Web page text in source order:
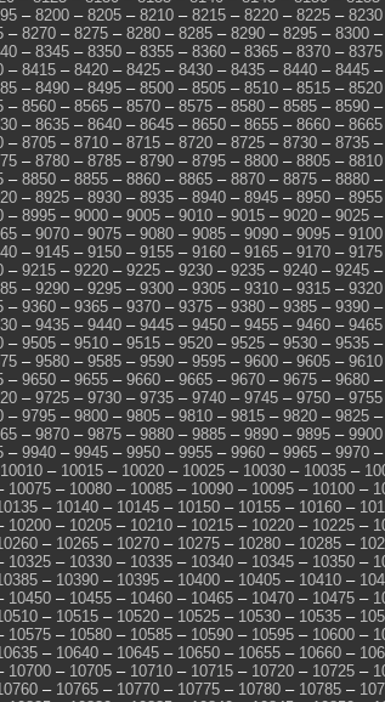
– 8200 – 8205 – 8210 – 8215 – 8220 – 8225 – 8230
– 8270 – 8275 – 8280 – 8285 – 8290 – 8295 – 8300 –
– 8345 – 8350 – 8355 – 8360 – 8365 – 8370 – 8375
– 8415 – 8420 – 8425 – 8430 – 8435 – 8440 – 8445 –
– 8490 – 8495 – 8500 – 8505 – 8510 – 8515 – 8520
– 8560 – 8565 – 8570 – 8575 – 8580 – 8585 – 8590 –
– 8635 – 8640 – 8645 – 8650 – 8655 – 8660 – 8665
– 8705 – 8710 – 8715 – 8720 – 8725 – 8730 – 8735 –
– 8780 – 8785 – 8790 – 8795 – 8800 – 8805 – 8810
– 8850 – 8855 – 8860 – 8865 – 8870 – 8875 – 8880 –
– 8925 – 8930 – 8935 – 8940 – 8945 – 8950 – 8955
– 8995 – 9000 – 9005 – 9010 – 9015 – 9020 – 9025 –
– 9070 – 9075 – 9080 – 9085 – 9090 – 9095 – 9100
– 9145 – 9150 – 9155 – 9160 – 9165 – 9170 – 9175
– 9215 – 9220 – 9225 – 9230 – 9235 – 9240 – 9245 –
– 9290 – 9295 – 9300 – 9305 – 9310 – 9315 – 9320
– 9360 – 9365 – 9370 – 9375 – 9380 – 9385 – 9390 –
– 9435 – 9440 – 9445 – 9450 – 9455 – 9460 – 9465
– 9505 – 9510 – 9515 – 9520 – 9525 – 9530 – 9535 –
– 9580 – 9585 – 9590 – 9595 – 9600 – 9605 – 9610
– 9650 – 9655 – 9660 – 9665 – 9670 – 9675 – 9680 –
– 9725 – 9730 – 9735 – 9740 – 9745 – 9750 – 9755
– 9795 – 9800 – 9805 – 9810 – 9815 – 9820 – 9825 –
– 9870 – 9875 – 9880 – 9885 – 9890 – 9895 – 9900
– 9940 – 9945 – 9950 – 9955 – 9960 – 9965 – 9970 –
10010 – 10015 – 10020 – 10025 – 10030 – 10035 –
10075 – 10080 – 10085 – 10090 – 10095 – 10100 –
– 10140 – 10145 – 10150 – 10155 – 10160 –
10200 – 10205 – 10210 – 10215 – 10220 – 10225 –
– 10265 – 10270 – 10275 – 10280 – 10285 –
10325 – 10330 – 10335 – 10340 – 10345 – 10350 –
– 10390 – 10395 – 10400 – 10405 – 10410 –
10450 – 10455 – 10460 – 10465 – 10470 – 10475 –
– 10515 – 10520 – 10525 – 10530 – 10535 –
10575 – 10580 – 10585 – 10590 – 10595 – 10600 –
– 10640 – 10645 – 10650 – 10655 – 10660 –
10700 – 10705 – 10710 – 10715 – 10720 – 10725 –
– 10765 – 10770 – 10775 – 10780 – 10785 –